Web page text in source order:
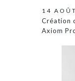
14
Création
Axiom